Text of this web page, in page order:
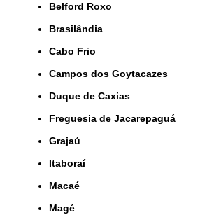
Belford Roxo
Brasilândia
Cabo Frio
Campos dos Goytacazes
Duque de Caxias
Freguesia de Jacarepaguá
Grajaú
Itaboraí
Macaé
Magé